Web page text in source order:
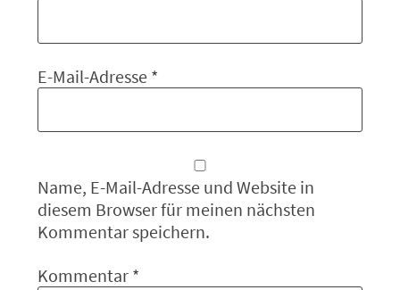
E-Mail-Adresse *
Name, E-Mail-Adresse und Website in
diesem Browser für meinen nächsten
Kommentar speichern.
Kommentar *